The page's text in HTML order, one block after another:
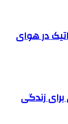
در هوای
زندگی